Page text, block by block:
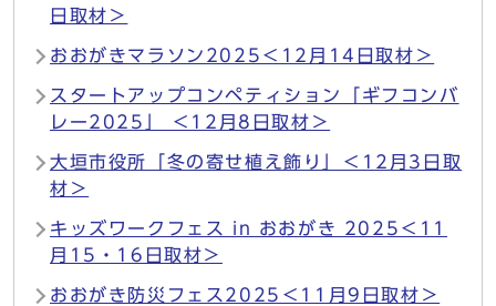
日取材＞
おおがきマラソン2025＜12月14日取材＞
スタートアップコンペティション「ギフコンバ
レー2025」 ＜12月8日取材＞
大垣市役所「冬の寄せ植え飾り」＜12月3日取
材＞
キッズワークフェス in おおがき 2025＜11
月15・16日取材＞
おおがき防災フェス2025＜11月9日取材＞